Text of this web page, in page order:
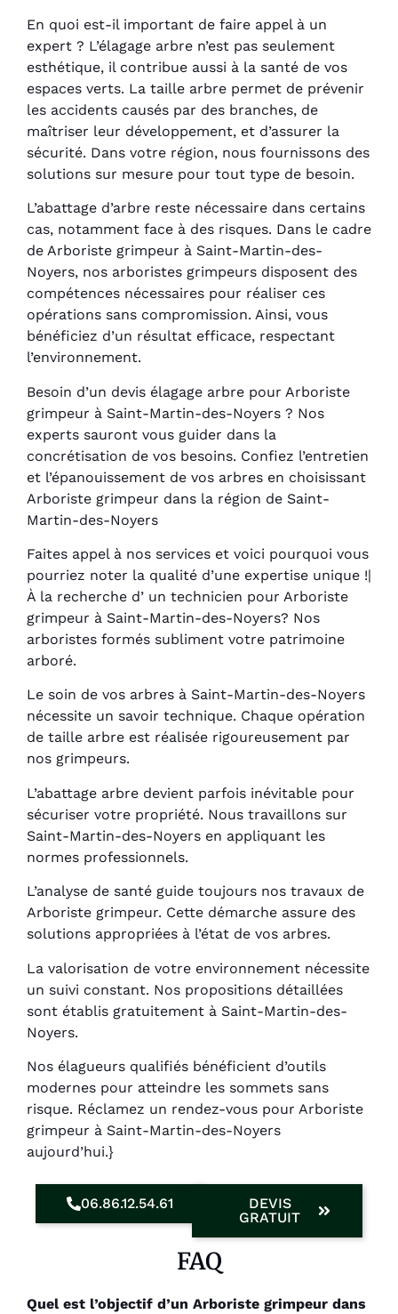
En quoi est-il important de faire appel à un
expert ? L’élagage arbre n’est pas seulement
esthétique, il contribue aussi à la santé de vos
espaces verts. La taille arbre permet de prévenir
les accidents causés par des branches, de
maîtriser leur développement, et d’assurer la
sécurité. Dans votre région, nous fournissons des
solutions sur mesure pour tout type de besoin.
L’abattage d’arbre reste nécessaire dans certains
cas, notamment face à des risques. Dans le cadre
de Arboriste grimpeur à Saint-Martin-des-
Noyers, nos arboristes grimpeurs disposent des
compétences nécessaires pour réaliser ces
opérations sans compromission. Ainsi, vous
bénéficiez d’un résultat efficace, respectant
l’environnement.
Besoin d’un devis élagage arbre pour Arboriste
grimpeur à Saint-Martin-des-Noyers ? Nos
experts sauront vous guider dans la
concrétisation de vos besoins. Confiez l’entretien
et l’épanouissement de vos arbres en choisissant
Arboriste grimpeur dans la région de Saint-
Martin-des-Noyers
Faites appel à nos services et voici pourquoi vous
pourriez noter la qualité d’une expertise unique !|
À la recherche d’ un technicien pour Arboriste
grimpeur à Saint-Martin-des-Noyers? Nos
arboristes formés subliment votre patrimoine
arboré.
Le soin de vos arbres à Saint-Martin-des-Noyers
nécessite un savoir technique. Chaque opération
de taille arbre est réalisée rigoureusement par
nos grimpeurs.
L’abattage arbre devient parfois inévitable pour
sécuriser votre propriété. Nous travaillons sur
Saint-Martin-des-Noyers en appliquant les
normes professionnels.
L’analyse de santé guide toujours nos travaux de
Arboriste grimpeur. Cette démarche assure des
solutions appropriées à l’état de vos arbres.
La valorisation de votre environnement nécessite
un suivi constant. Nos propositions détaillées
sont établis gratuitement à Saint-Martin-des-
Noyers.
Nos élagueurs qualifiés bénéficient d’outils
modernes pour atteindre les sommets sans
risque. Réclamez un rendez-vous pour Arboriste
grimpeur à Saint-Martin-des-Noyers
aujourd’hui.}
06.86.12.54.61
DEVIS
GRATUIT
FAQ
Quel est l’objectif d’un Arboriste grimpeur dans